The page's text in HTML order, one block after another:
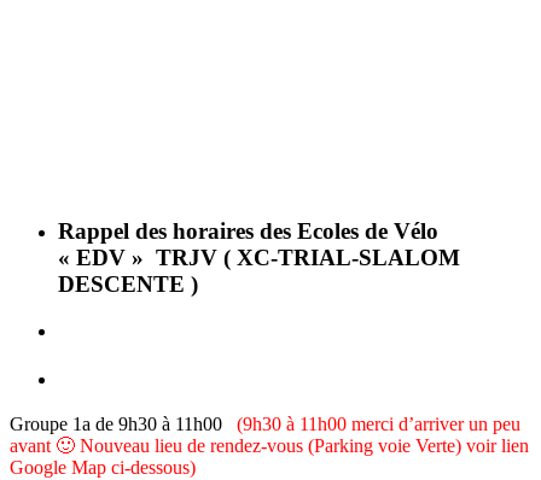
Rappel des horaires des Ecoles de Vélo
« EDV » TRJV ( XC-TRIAL-SLALOM
DESCENTE )
Groupe 1a de 9h30 à 11h00 (9h30 à 11h00 merci d’arriver un peu
avant 🙂 Nouveau lieu de rendez-vous (Parking voie Verte) voir lien
Google Map ci-dessous)